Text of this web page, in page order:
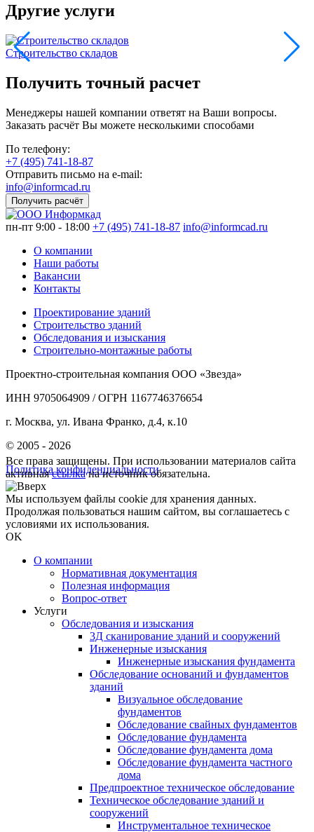
Другие услуги
Строительство складов
Получить точный расчет
Менеджеры нашей компании ответят на Ваши вопросы.
Заказать расчёт Вы можете несколькими способами
По телефону:
+7 (495) 741-18-87
Отправить письмо на e-mail:
info@informcad.ru
Получить расчёт
пн-пт 9:00 - 18:00 +7 (495) 741-18-87 info@informcad.ru
О компании
Наши работы
Вакансии
Контакты
Проектирование зданий
Строительство зданий
Обследования и изыскания
Строительно-монтажные работы
Проектно-строительная компания ООО «Звезда»
ИНН 9705064909 / ОГРН 1167746376654
г. Москва, ул. Ивана Франко, д.4, к.10
© 2005 - 2026
Политика конфиденциальности
Все права защищены. При использовании материалов сайта
активнаяссылкана источник обязательна.
Мы используем файлы cookie для хранения данных.
Продолжая пользоваться нашим сайтом, вы соглашаетесь с
условиями их использования.
OK
О компании
Нормативная документация
Полезная информация
Вопрос-ответ
Услуги
Обследования и изыскания
3Д сканирование зданий и сооружений
Инженерные изыскания
Инженерные изыскания фундамента
Обследование оснований и фундаментов
зданий
Визуальное обследование
фундаментов
Обследование свайных фундаментов
Обследование фундамента
Обследование фундамента дома
Обследование фундамента частного
дома
Предпроектное техническое обследование
Техническое обследование зданий и
сооружений
Инструментальное техническое